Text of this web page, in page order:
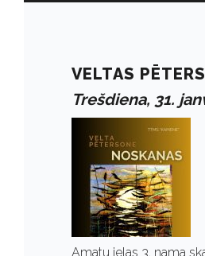
VELTAS
Trešdiena, 31.
Amatu ielas 3. nama